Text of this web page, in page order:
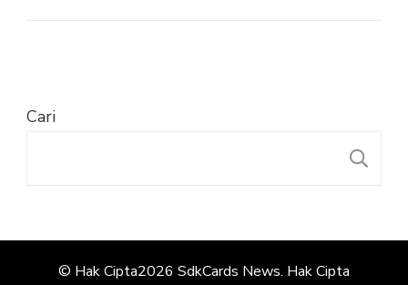
Cari
© Hak Cipta2026 SdkCards News. Hak Cipta